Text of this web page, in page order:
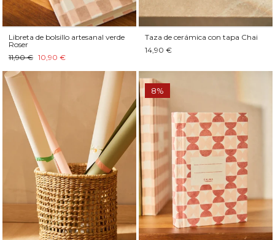
Libreta de bolsillo artesanal verde
Roser
11,90 € 10,90 €
Taza de cerámica con tapa Chai
14,90 €
8%